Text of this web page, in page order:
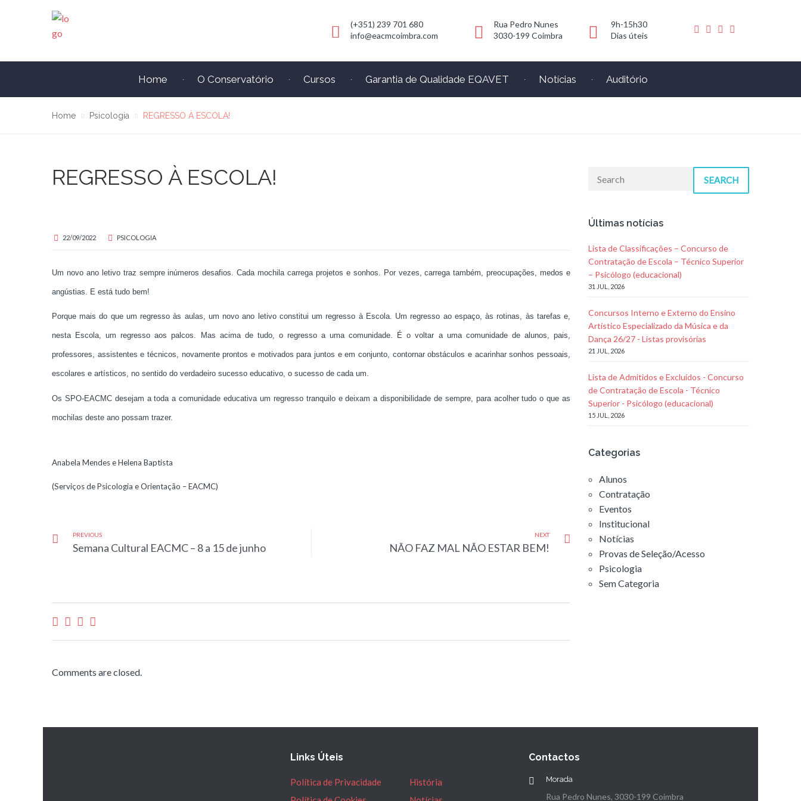
(+351) 239 701 680
info@eacmcoimbra.com
Rua Pedro Nunes
3030-199 Coimbra
9h-15h30
Dias úteis
Home O Conservatório Cursos Garantia de Qualidade EQAVET Notícias Auditório
Home Psicologia REGRESSO À ESCOLA!
REGRESSO À ESCOLA!
22/09/2022 PSICOLOGIA
Um novo ano letivo traz sempre inúmeros desafios. Cada mochila carrega projetos e sonhos. Por vezes, carrega também, preocupações, medos e
angústias. E está tudo bem!
Porque mais do que um regresso às aulas, um novo ano letivo constitui um regresso à Escola. Um regresso ao espaço, às rotinas, às tarefas e,
nesta Escola, um regresso aos palcos. Mas acima de tudo, o regresso a uma comunidade. É o voltar a uma comunidade de alunos, pais,
professores, assistentes e técnicos, novamente prontos e motivados para juntos e em conjunto, contornar obstáculos e acarinhar sonhos pessoais,
escolares e artísticos, no sentido do verdadeiro sucesso educativo, o sucesso de cada um.
Os SPO-EACMC desejam a toda a comunidade educativa um regresso tranquilo e deixam a disponibilidade de sempre, para acolher tudo o que as
mochilas deste ano possam trazer.
Anabela Mendes e Helena Baptista
(Serviços de Psicologia e Orientação – EACMC)
PREVIOUS
Semana Cultural EACMC – 8 a 15 de junho
NEXT
NÃO FAZ MAL NÃO ESTAR BEM!
Comments are closed.
SEARCH
Últimas notícias
Lista de Classificações – Concurso de
Contratação de Escola – Técnico Superior
– Psicólogo (educacional)
31 JUL, 2026
Concursos Interno e Externo do Ensino
Artístico Especializado da Música e da
Dança 26/27 - Listas provisórias
21 JUL, 2026
Lista de Admitidos e Excluídos - Concurso
de Contratação de Escola - Técnico
Superior - Psicólogo (educacional)
15 JUL, 2026
Categorias
Alunos
Contratação
Eventos
Institucional
Notícias
Provas de Seleção/Acesso
Psicologia
Sem Categoria
Links Úteis
Política de Privacidade
História
Contactos
Morada
Rua Pedro Nunes, 3030-199 Coimbra